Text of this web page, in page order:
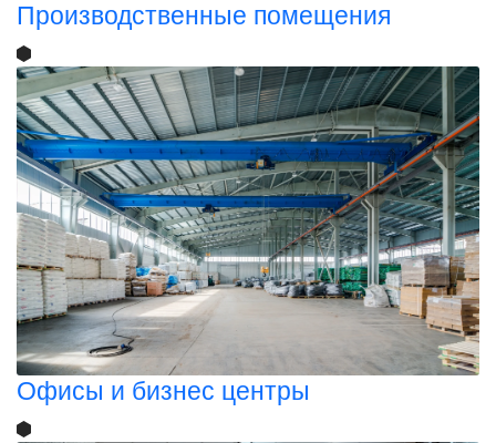
Производственные помещения
Офисы и бизнес центры